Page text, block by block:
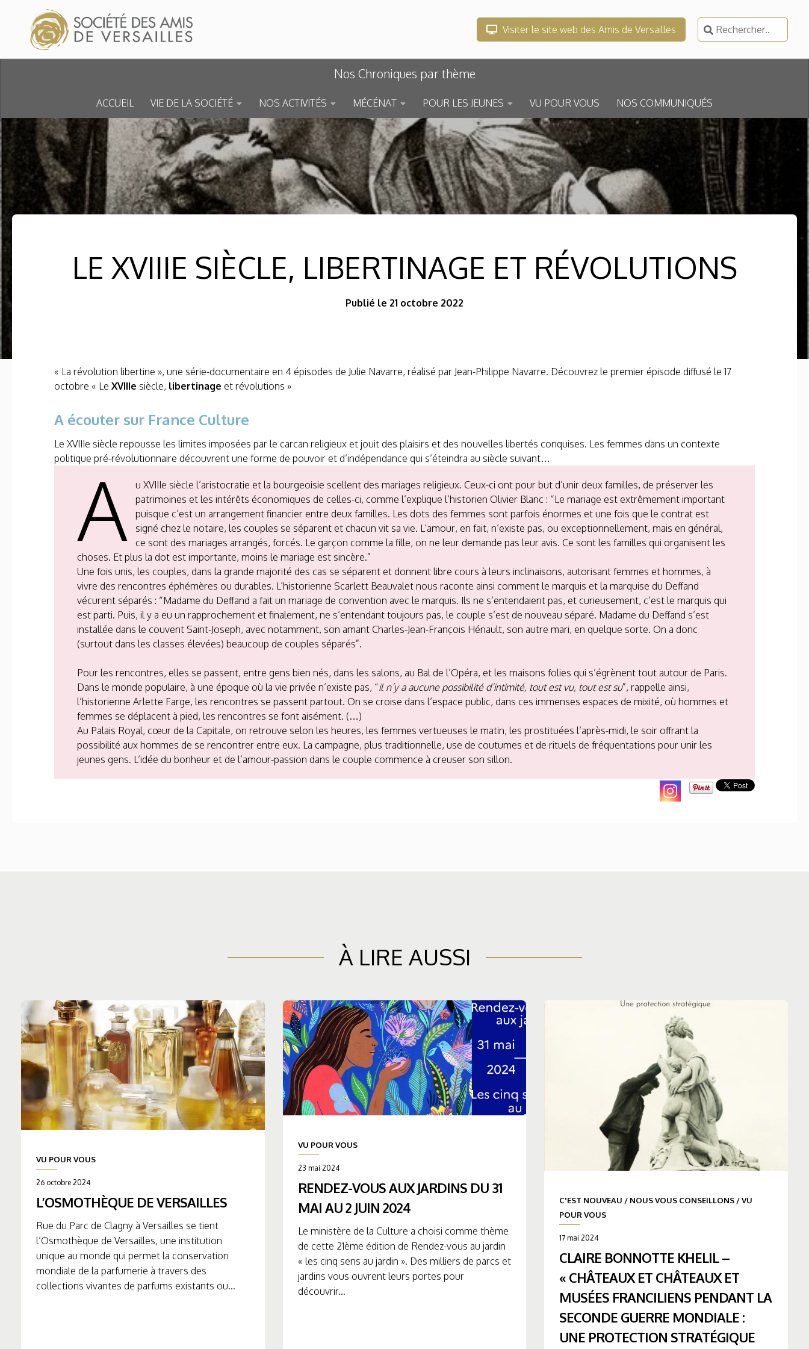
Skip to content
Visiter le site web des Amis de Versailles
Rechercher :
Nos Chroniques par thème
ACCUEIL VIE DE LA SOCIÉTÉ NOS ACTIVITÉS MÉCÉNAT POUR LES JEUNES VU POUR VOUS NOS COMMUNIQUÉS
LE XVIIIE SIÈCLE, LIBERTINAGE ET RÉVOLUTIONS
Publié le 21 octobre 2022
« La révolution libertine », une série-documentaire en 4 épisodes de Julie Navarre, réalisé par Jean-Philippe Navarre. Découvrez le premier épisode diffusé le 17
octobre « Le XVIIIe siècle, libertinage et révolutions »
A écouter sur France Culture
Le XVIIIe siècle repousse les limites imposées par le carcan religieux et jouit des plaisirs et des nouvelles libertés conquises. Les femmes dans un contexte
politique pré-révolutionnaire découvrent une forme de pouvoir et d’indépendance qui s’éteindra au siècle suivant…
A
u XVIIIe siècle l’aristocratie et la bourgeoisie scellent des mariages religieux. Ceux-ci ont pour but d’unir deux familles, de préserver les
patrimoines et les intérêts économiques de celles-ci, comme l’explique l’historien Olivier Blanc : “Le mariage est extrêmement important
puisque c’est un arrangement financier entre deux familles. Les dots des femmes sont parfois énormes et une fois que le contrat est
signé chez le notaire, les couples se séparent et chacun vit sa vie. L’amour, en fait, n’existe pas, ou exceptionnellement, mais en général,
ce sont des mariages arrangés, forcés. Le garçon comme la fille, on ne leur demande pas leur avis. Ce sont les familles qui organisent les
choses. Et plus la dot est importante, moins le mariage est sincère.”
Une fois unis, les couples, dans la grande majorité des cas se séparent et donnent libre cours à leurs inclinaisons, autorisant femmes et hommes, à
vivre des rencontres éphémères ou durables. L’historienne Scarlett Beauvalet nous raconte ainsi comment le marquis et la marquise du Deffand
vécurent séparés : “Madame du Deffand a fait un mariage de convention avec le marquis. Ils ne s’entendaient pas, et curieusement, c’est le marquis qui
est parti. Puis, il y a eu un rapprochement et finalement, ne s’entendant toujours pas, le couple s’est de nouveau séparé. Madame du Deffand s’est
installée dans le couvent Saint-Joseph, avec notamment, son amant Charles-Jean-François Hénault, son autre mari, en quelque sorte. On a donc
(surtout dans les classes élevées) beaucoup de couples séparés”.
Pour les rencontres, elles se passent, entre gens bien nés, dans les salons, au Bal de l’Opéra, et les maisons folies qui s’égrènent tout autour de Paris.
Dans le monde populaire, à une époque où la vie privée n’existe pas, “il n’y a aucune possibilité d’intimité, tout est vu, tout est su”, rappelle ainsi,
l’historienne Arlette Farge, les rencontres se passent partout. On se croise dans l’espace public, dans ces immenses espaces de mixité, où hommes et
femmes se déplacent à pied, les rencontres se font aisément. (…)
Au Palais Royal, cœur de la Capitale, on retrouve selon les heures, les femmes vertueuses le matin, les prostituées l’après-midi, le soir offrant la
possibilité aux hommes de se rencontrer entre eux. La campagne, plus traditionnelle, use de coutumes et de rituels de fréquentations pour unir les
jeunes gens. L’idée du bonheur et de l’amour-passion dans le couple commence à creuser son sillon.
À LIRE AUSSI
VU POUR VOUS
26 octobre 2024
L’OSMOTHÈQUE DE VERSAILLES
Rue du Parc de Clagny à Versailles se tient
l’Osmothèque de Versailles, une institution
unique au monde qui permet la conservation
mondiale de la parfumerie à travers des
collections vivantes de parfums existants ou...
VU POUR VOUS
23 mai 2024
RENDEZ-VOUS AUX JARDINS DU 31
MAI AU 2 JUIN 2024
Le ministère de la Culture a choisi comme thème
de cette 21ème édition de Rendez-vous au jardin
« les cinq sens au jardin ». Des milliers de parcs et
jardins vous ouvrent leurs portes pour
découvrir...
C'EST NOUVEAU / NOUS VOUS CONSEILLONS /VU
POUR VOUS
17 mai 2024
CLAIRE BONNOTTE KHELIL –
« CHÂTEAUX ET CHÂTEAUX ET
MUSÉES FRANCILIENS PENDANT LA
SECONDE GUERRE MONDIALE :
UNE PROTECTION STRATÉGIQUE